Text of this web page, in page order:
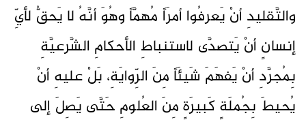
والتَّقليدِ أنْ يَعرفُوا أمرَاً مُهمَّاً وهُوَ أنَّهُ لا يَحقُّ لأيِّ
إنسانٍ أنْ يَتصدَّى لاستنباطِ الأحكامِ الشَّرعيَّةِ
بِمُجرَّدِ أنْ يَفهَمَ شَيئَاً مِنَ الرِّوايَةِ، بَلْ عليهِ أنْ
يُحيطَ بِجُملَةٍ كَبيرَةٍ مِنَ العُلومِ حَتَّى يَصِلَ إلى